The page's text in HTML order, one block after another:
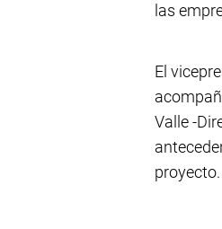
las
El
Valle -
proyecto.